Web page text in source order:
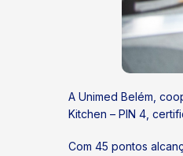
A Unimed Belém,
Kitchen – PIN 4,
Com 45 pontos